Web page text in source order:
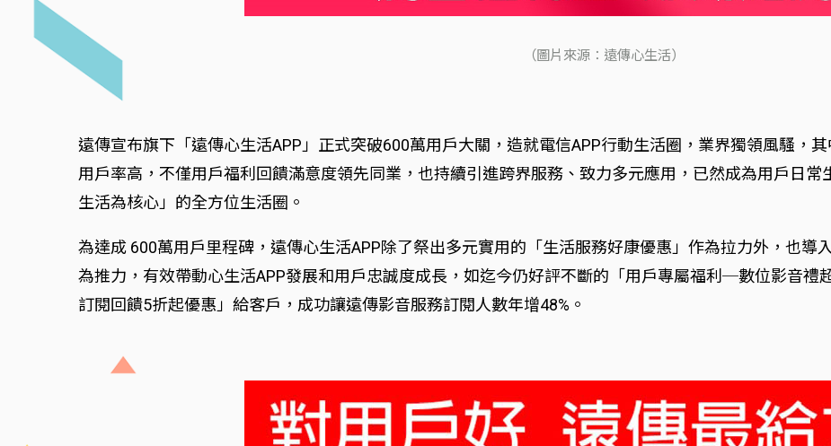
（圖片來源：遠傳心生活）
遠傳宣布旗下「遠傳心生活APP」正式突破600萬用戶大關，造就電信APP行動生活圈，業界獨領風騷，
用戶率高，不僅用戶福利回饋滿意度領先同業，也持續引進跨界服務、致力多元應用，已然成為用戶日常
生活為核心」的全方位生活圈。
為達成 600萬用戶里程碑，遠傳心生活APP除了祭出多元實用的「生活服務好康優惠」作為拉力外，也導
為推力，有效帶動心生活APP發展和用戶忠誠度成長，如迄今仍好評不斷的「用戶專屬福利─數位影音禮
訂閱回饋5折起優惠」給客戶，成功讓遠傳影音服務訂閱人數年增48%。